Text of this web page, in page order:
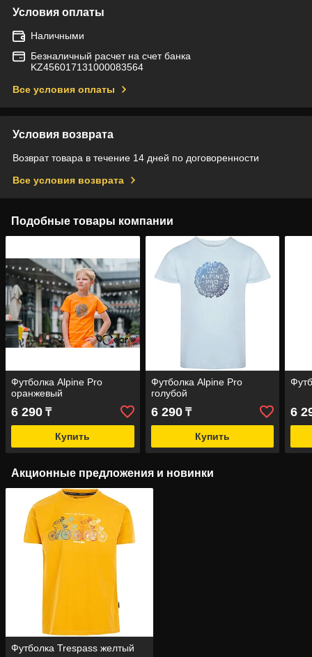
Условия оплаты
Наличными
Безналичный расчет на счет банка
KZ456017131000083564
Все условия оплаты
Условия возврата
Возврат товара в течение 14 дней по договоренности
Все условия возврата
Подобные товары компании
Футболка Alpine Pro
оранжевый
6 290 ₸
Купить
Футболка Alpine Pro
голубой
6 290₸
Купить
6
Акционные предложения и новинки
Футболка Trespass желтый